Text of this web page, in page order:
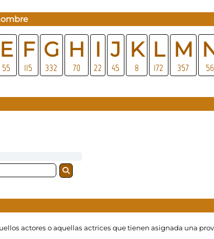
E
55
F
115
G
332
H
70
I
22
J
45
K
8
L
172
M
357 56
actores o aquellas actrices que tienen asignada una